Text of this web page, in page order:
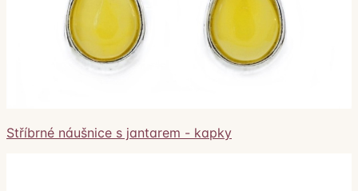
Stříbrné náušnice s jantarem - kapky